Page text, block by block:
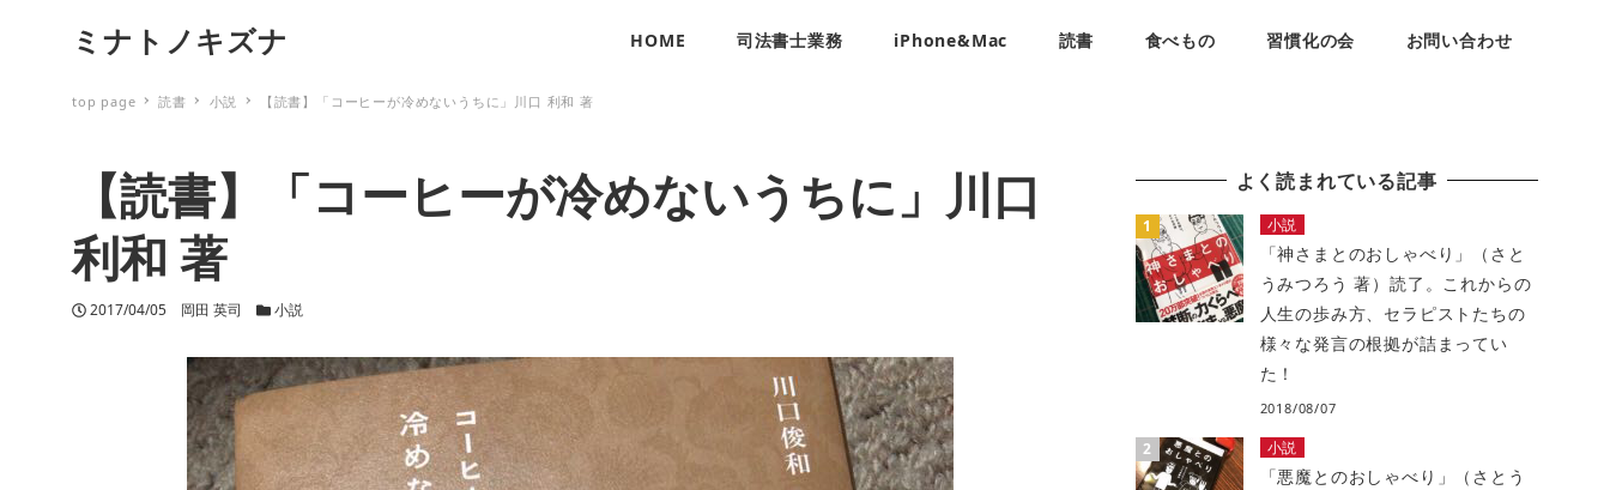
ミナトノキズナ HOME 司法書士業務 iPhone&Mac 読書 食べもの 習慣化の会 お問い合わせ
top page 読書 小説 【読書】「コーヒーが冷めないうちに」川口 利和 著
【読書】「コーヒーが冷めないうちに」川口
利和 著
投稿日
2017/04/05 著者
岡田 英司 カテゴリー
小説
よく読まれている記事
小説
「神さまとのおしゃべり」（さと
うみつろう 著）読了。これからの
人生の歩み方、セラピストたちの
様々な発言の根拠が詰まってい
た！
2018/08/07
小説
「悪魔とのおしゃべり」（さとう